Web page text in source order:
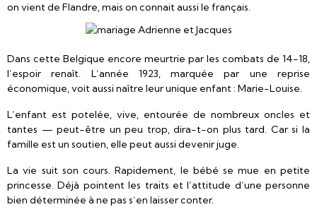
on vient de Flandre, mais on connait aussi le français.
Dans cette Belgique encore meurtrie par les combats de 14-18,
l’espoir renaît. L’année 1923, marquée par une reprise
économique, voit aussi naître leur unique enfant : Marie-Louise.
L’enfant est potelée, vive, entourée de nombreux oncles et
tantes — peut-être un peu trop, dira-t-on plus tard. Car si la
famille est un soutien, elle peut aussi devenir juge.
La vie suit son cours. Rapidement, le bébé se mue en petite
princesse. Déjà pointent les traits et l’attitude d’une personne
bien déterminée à ne pas s’en laisser conter.